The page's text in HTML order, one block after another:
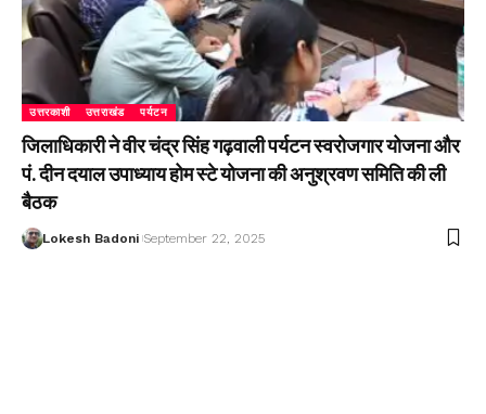
उत्तरकाशी उत्तराखंड पर्यटन
जिलाधिकारी ने वीर चंद्र सिंह गढ़वाली पर्यटन स्वरोजगार योजना और
पं. दीन दयाल उपाध्याय होम स्टे योजना की अनुश्रवण समिति की ली
बैठक
Lokesh Badoni September 22, 2025